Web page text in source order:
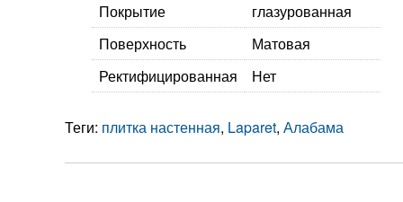
Покрытие
глазурованная
Поверхность
Матовая
Ректифицированная
Нет
Теги: плитка настенная, Laparet, Алабама